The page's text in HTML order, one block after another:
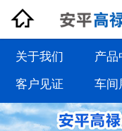

关于我们 产品
客户见证 车间